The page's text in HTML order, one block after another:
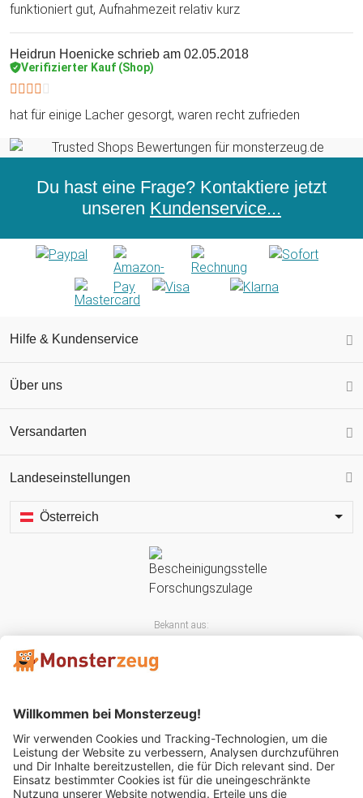
funktioniert gut, Aufnahmezeit relativ kurz
Heidrun Hoenicke schrieb am 02.05.2018
Verifizierter Kauf (Shop)
hat für einige Lacher gesorgt, waren recht zufrieden
Du hast eine Frage? Kontaktiere jetzt
unseren Kundenservice...
Hilfe & Kundenservice
Über uns
Versandarten
Landeseinstellungen
Österreich
Bekannt aus: